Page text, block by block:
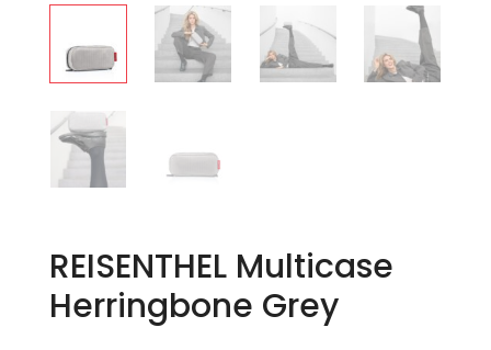
REISENTHEL Multicase
Herringbone Grey